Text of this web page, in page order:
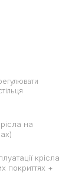
на
крісла
покриттях +